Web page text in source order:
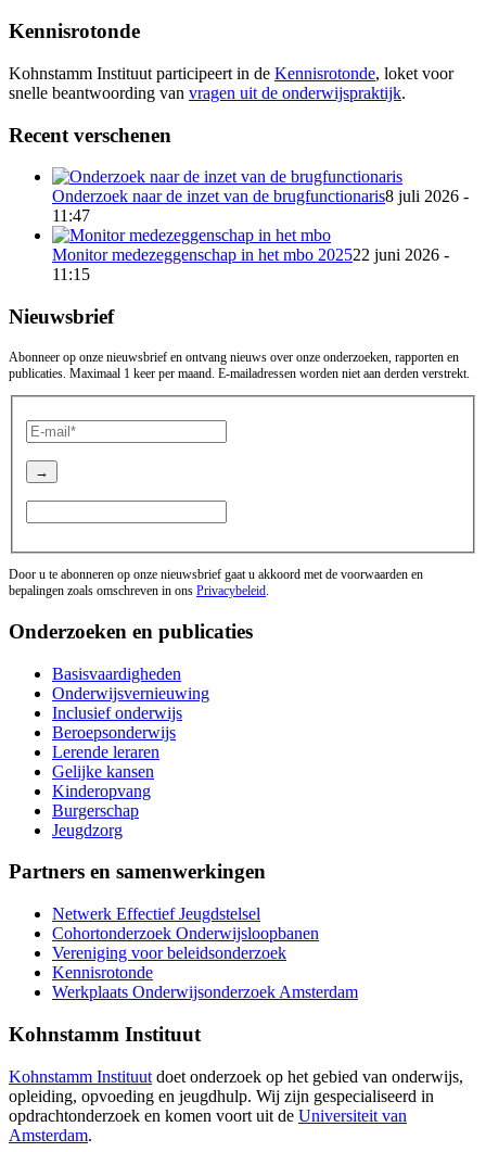
Kennisrotonde
Kohnstamm Instituut participeert in de Kennisrotonde, loket voor
snelle beantwoording van vragen uit de onderwijspraktijk.
Recent verschenen
Onderzoek naar de inzet van de brugfunctionaris8 juli 2026 -
11:47
Monitor medezeggenschap in het mbo 202522 juni 2026 -
11:15
Nieuwsbrief
Abonneer op onze nieuwsbrief en ontvang nieuws over onze onderzoeken, rapporten en
publicaties. Maximaal 1 keer per maand. E-mailadressen worden niet aan derden verstrekt.
Door u te abonneren op onze nieuwsbrief gaat u akkoord met de voorwaarden en
bepalingen zoals omschreven in ons Privacybeleid.
Onderzoeken en publicaties
Basisvaardigheden
Onderwijsvernieuwing
Inclusief onderwijs
Beroepsonderwijs
Lerende leraren
Gelijke kansen
Kinderopvang
Burgerschap
Jeugdzorg
Partners en samenwerkingen
Netwerk Effectief Jeugdstelsel
Cohortonderzoek Onderwijsloopbanen
Vereniging voor beleidsonderzoek
Kennisrotonde
Werkplaats Onderwijsonderzoek Amsterdam
Kohnstamm Instituut
Kohnstamm Instituut doet onderzoek op het gebied van onderwijs,
opleiding, opvoeding en jeugdhulp. Wij zijn gespecialiseerd in
opdrachtonderzoek en komen voort uit de Universiteit van
Amsterdam.